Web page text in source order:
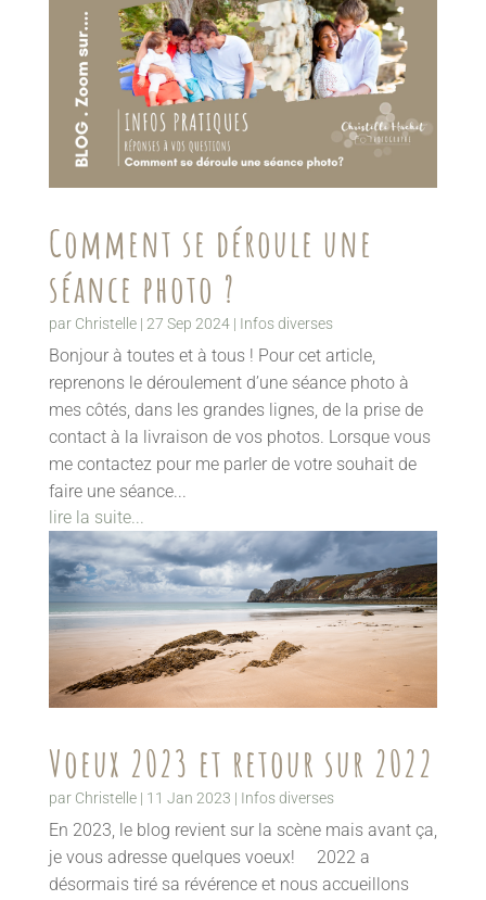
Comment se déroule une
séance photo ?
par Christelle| 27 Sep 2024| Infos diverses
Bonjour à toutes et à tous ! Pour cet article,
reprenons le déroulement d’une séance photo à
mes côtés, dans les grandes lignes, de la prise de
contact à la livraison de vos photos. Lorsque vous
me contactez pour me parler de votre souhait de
faire une séance...
lire la suite...
Voeux 2023 et retour sur 2022
par Christelle| 11 Jan 2023 | Infos diverses
En 2023, le blog revient sur la scène mais avant ça,
je vous adresse quelques voeux! 2022 a
désormais tiré sa révérence et nous accueillons